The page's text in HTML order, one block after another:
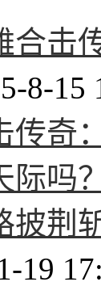
合击
8-15
传奇
吗？
披荆
19